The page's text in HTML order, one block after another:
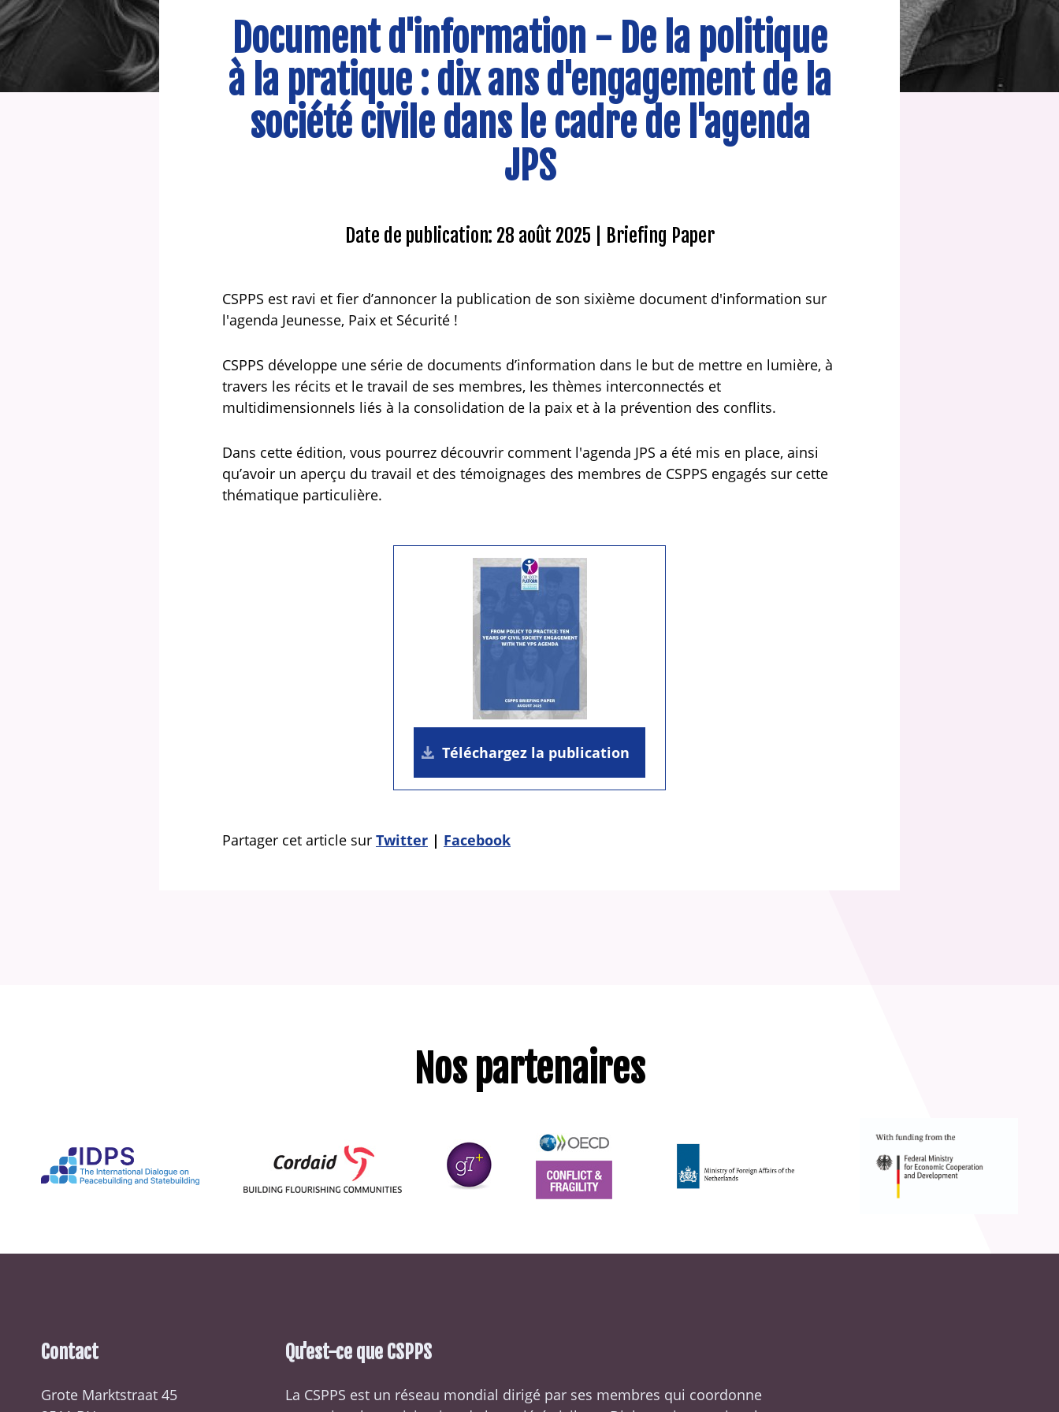
Document d'information - De la politique
à la pratique : dix ans d'engagement de la
société civile dans le cadre de l'agenda
JPS
Date de publication: 28 août 2025 Briefing Paper
CSPPS est ravi et fier d’annoncer la publication de son sixième document d'information sur
l'agenda Jeunesse, Paix et Sécurité !
CSPPS développe une série de documents d’information dans le but de mettre en lumière, à
travers les récits et le travail de ses membres, les thèmes interconnectés et
multidimensionnels liés à la consolidation de la paix et à la prévention des conflits.
Dans cette édition, vous pourrez découvrir comment l'agenda JPS a été mis en place, ainsi
qu’avoir un aperçu du travail et des témoignages des membres de CSPPS engagés sur cette
thématique particulière.
Téléchargez la publication
Partager cet article sur Twitter Facebook
Nos partenaires
Contact
Grote Marktstraat 45
Qu'est-ce que CSPPS
La CSPPS est un réseau mondial dirigé par ses membres qui coordonne